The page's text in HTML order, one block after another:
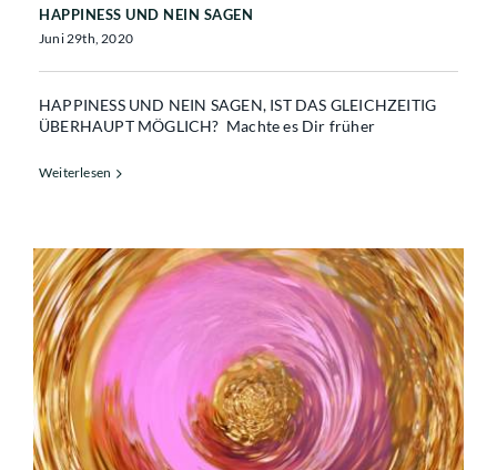
HAPPINESS UND NEIN SAGEN
Juni 29th, 2020
HAPPINESS UND NEIN SAGEN, IST DAS GLEICHZEITIG
ÜBERHAUPT MÖGLICH? Machte es Dir früher
Weiterlesen
MUT & ZWEIFEL